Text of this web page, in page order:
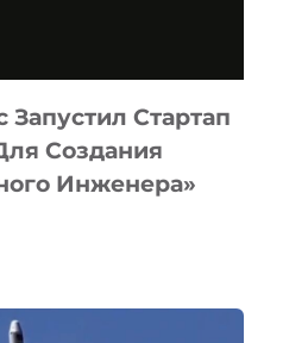
Стартап
Создания
Инженера»